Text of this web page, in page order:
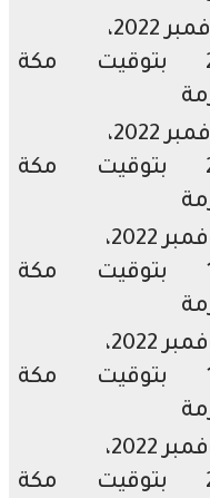
بتوقيت مكة
بتوقيت مكة
بتوقيت مكة
بتوقيت مكة
بتوقيت مكة